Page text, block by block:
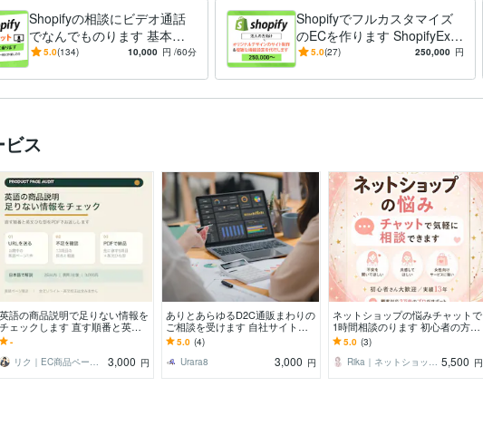
Shopifyの相談にビデオ通話
でなんでものります 基本操
作から運用・マーケティング
5.0(134) 10,000 円 /60分
Shopifyでフルカスタマイズ
のECを作ります ShopifyExp
ert企業のパートナーがフルカ
5.0(27) 250,000 円
ス
英語の商品説明で足りない情報を
チェックします 直す順番と英文
ひな型をPDFでお返しします
-
リク｜EC商品ページの情報チェック
3,000 円
ありとあらゆるD2C通販まわりの
ご相談を受けます 自社サイトア
マゾン楽天からSNS/CRMバック
ヤードにGAS
5.0 (4)
Urara8
3,000 円
ネットショップの悩みチャットで
1時間相談のります 初心者の方大
歓迎！ネットショップ13年・顧客
対応3万件以上
5.0 (3)
Rika｜ネットショップ×インスタ集客 5,500 円